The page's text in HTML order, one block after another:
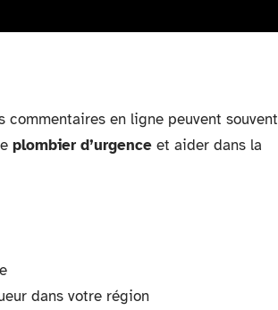
commentaires en ligne peuvent souvent
plombier d’urgence et aider dans la
dans votre région